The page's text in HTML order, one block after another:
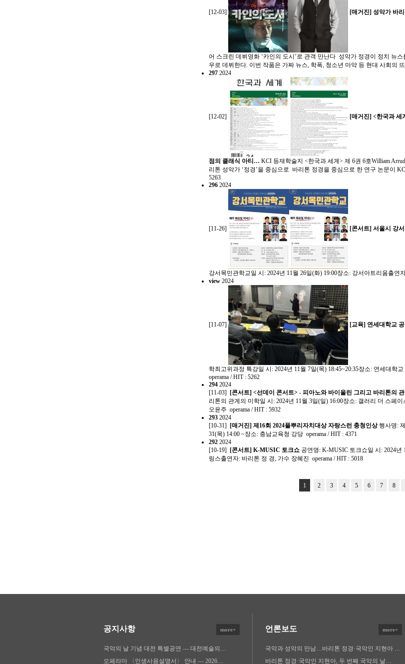
[12-03] [매거진] 성악가 바
어 스크린 데뷔영화 ‘카인의 도시’로 관객 만난다 성악가 정경이 정치 뉴
우로 데뷔한다. 이번 작품은 가짜 뉴스, 학폭, 청소년 마약 등 현대 사회의
297 2024
[12-02] [매거진] <한국과 세
점의 클래식 아티… KCI 등재학술지 <한국과 세계> 제 6권 6호William
리톤 성악가 ‘정경’을 중심으로 바리톤 정경을 중심으로 한 연구 논문이
5263
296 2024
[11-26] [콘서트] 서울시 강
강서목민관학교일 시: 2024년 11월 26일(화) 19:00장소: 강서아트리움출연
view 2024
[11-07] [교육] 연세대학교
학최고위과정 특강일 시: 2024년 11월 7일(목) 18:45~20:35장소: 연세대학
operama / HIT : 5262
294 2024
[11-03] [콘서트] <선데이 콘서트> - 피아노와 바이올린 그리고 바리톤의
리톤의 관계의 미학일 시: 2024년 11월 3일(일) 16:00장소: 갤러리 더 스페
오윤주 operama / HIT : 5932
293 2024
[10-31] [매거진] 제16회 2024풀뿌리자치대상 자랑스런 충청인상행사명:
31(목) 14:00 ~장소: 충남교육청 강당 operama / HIT : 4371
292 2024
[10-19] [콘서트] K-MUSIC 토크쇼 공연명: K-MUSIC 토크쇼일 시: 2024
링스출연자: 바리톤 정 경, 가수 장혜진 operama / HIT : 5018
1 2 3 4 5 6 7 8
공지사항 more+
국악의 날 기념 대전 특별공연 — 대전예술의…
오페라마 〈인생사용설명서〉 안내 — 2026…
언론보도 more+
국악과 성악의 만남…바리톤 정경·국악인 지현아 …
바리톤 정경·국악인 지현아, 두 번째 국악의 날…